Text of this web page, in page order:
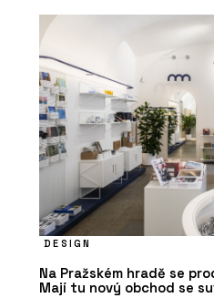
DESIGN
Na Pražském hradě se
Mají tu nový obchod se